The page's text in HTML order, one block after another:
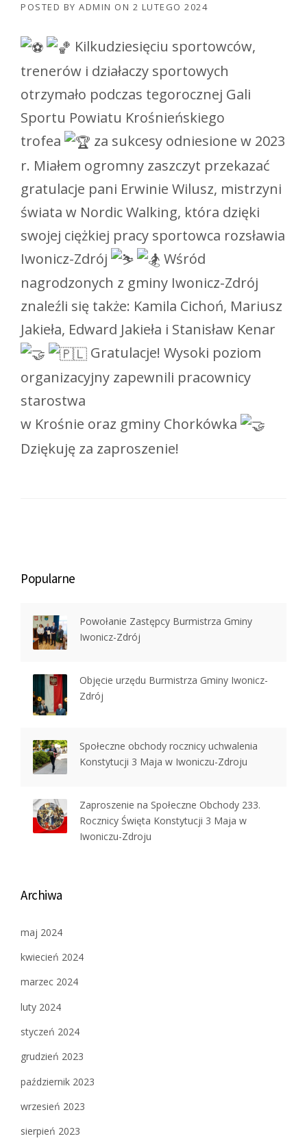
POSTED BY ADMIN ON 2 LUTEGO 2024
Kilkudziesięciu sportowców,
trenerów i działaczy sportowych
otrzymało podczas tegorocznej Gali
Sportu Powiatu Krośnieńskiego
trofea
za sukcesy odniesione w 2023
r. Miałem ogromny zaszczyt przekazać
gratulacje pani Erwinie Wilusz, mistrzyni
świata w Nordic Walking, która dzięki
swojej ciężkiej pracy sportowca rozsławia
Iwonicz-Zdrój
Wśród
nagrodzonych z gminy Iwonicz-Zdrój
znaleźli się także: Kamila Cichoń, Mariusz
Jakieła, Edward Jakieła i Stanisław Kenar
Gratulacje! Wysoki poziom
organizacyjny zapewnili pracownicy
starostwa
w Krośnie oraz gminy Chorkówka
Dziękuję za zaproszenie!
Popularne
Powołanie Zastępcy Burmistrza Gminy
Iwonicz-Zdrój
Objęcie urzędu Burmistrza Gminy Iwonicz-
Zdrój
Społeczne obchody rocznicy uchwalenia
Konstytucji 3 Maja w Iwoniczu-Zdroju
Zaproszenie na Społeczne Obchody 233.
Rocznicy Święta Konstytucji 3 Maja w
Iwoniczu-Zdroju
Archiwa
maj 2024
kwiecień 2024
marzec 2024
luty 2024
styczeń 2024
grudzień 2023
październik 2023
wrzesień 2023
sierpień 2023